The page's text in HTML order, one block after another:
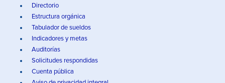
Directorio
Estructura orgánica
Tabulador de sueldos
Indicadores y metas
Auditorías
Solicitudes respondidas
Cuenta pública